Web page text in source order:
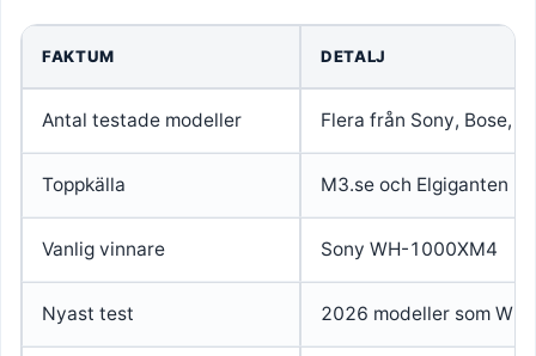
FAKTUM DETALJ
Antal testade modeller Flera från Sony, Bose,
Toppkälla M3.se och Elgiganten
Vanlig vinnare Sony WH-1000XM4
Nyast test 2026 modeller som